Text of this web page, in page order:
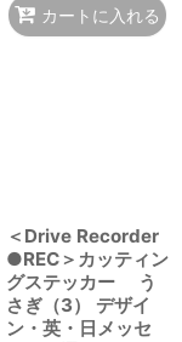
カートに入れる
＜Drive Recorder
●REC＞カッティン
グステッカー う
さぎ（3） デザイ
ン・英・日メッセ